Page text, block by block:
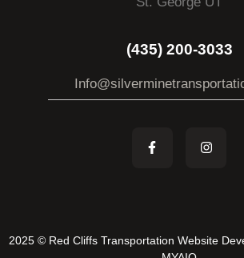
(435) 200-3033
2025 © Red Cliffs Transportation Website